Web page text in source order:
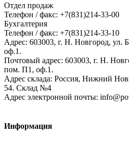
Отдел продаж
Телефон / факс: +7(831)214-33-00
Бухгалтерия
Телефон / факс: +7(831)214-33-10
Адрес: 603003, г. Н. Новгород, ул.
оф.1.
Почтовый адрес: 603003, г. Н.
пом. П1, оф.1.
Адрес склада: Россия, Нижний
54. Склад №4
Адрес электронной почты:
Информация